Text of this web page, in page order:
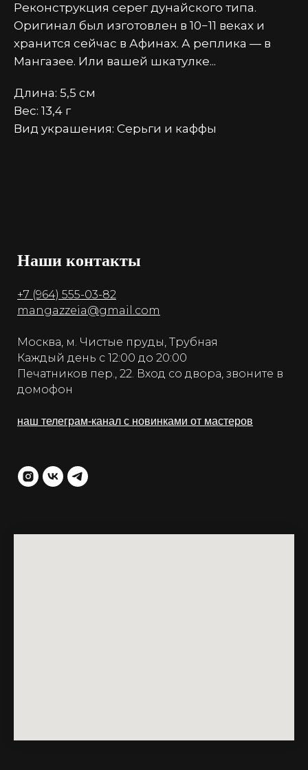
Реконструкция серег дунайского типа.
Оригинал был изготовлен в 10−11 веках и
хранится сейчас в Афинах. А реплика — в
Мангазее. Или вашей шкатулке...
Длина: 5,5 см
Вес: 13,4 г
Вид украшения: Серьги и каффы
Наши контакты
+7 (964) 555-03-82
mangazzeia@gmail.com
Москва, м. Чистые пруды, Трубная
Каждый день с 12:00 до 20:00
Печатников пер., 22. Вход со двора, звоните в
домофон
наш телеграм-канал с новинками от мастеров